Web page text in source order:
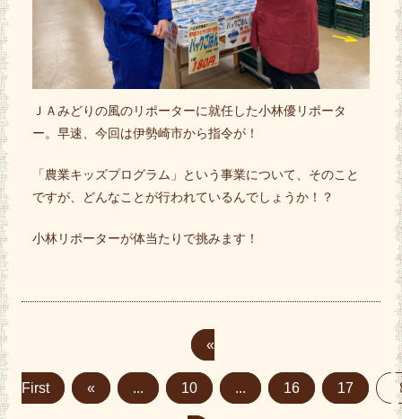
ＪＡみどりの風のリポーターに就任した小林優リポータ
ー。早速、今回は伊勢崎市から指令が！
「農業キッズプログラム」という事業について、そのこと
ですが、どんなことが行われているんでしょうか！？
小林リポーターが体当たりで挑みます！
«
First « ... 10 ... 16 17